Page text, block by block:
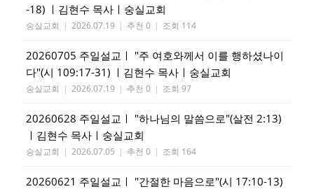
-18) ㅣ김현수 목사ㅣ숭실교회
숭실교회 | 2026.07.19 | 추천 0 | 조회 114
20260705 주일설교ㅣ "주 여호와께서 이를 행하셨나이
다"(시 109:17-31) ㅣ김현수 목사ㅣ숭실교회
숭실교회 | 2026.07.19 | 추천 0 | 조회 97
20260628 주일설교ㅣ "하나님의 말씀으로"(살전 2:13)
ㅣ김현수 목사ㅣ숭실교회
숭실교회 | 2026.07.05 | 추천 0 | 조회 164
20260621 주일설교ㅣ "간절한 마음으로"(시 17:10-13)